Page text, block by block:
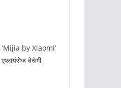
‘Mijia by Xiaomi’
बेचेगी